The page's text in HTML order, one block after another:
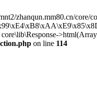
zhanqun.mm80.cn/core/
on line 114